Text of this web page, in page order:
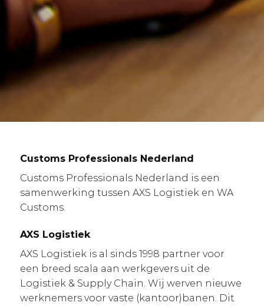
Customs Professionals Nederland
Customs Professionals Nederland is een
samenwerking tussen AXS Logistiek en WA
Customs.
AXS Logistiek
AXS Logistiek is al sinds 1998 partner voor
een breed scala aan werkgevers uit de
Logistiek & Supply Chain. Wij werven nieuwe
werknemers voor vaste (kantoor)banen. Dit